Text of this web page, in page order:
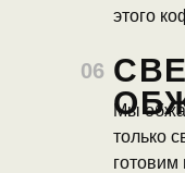
06
Мы
только
готовим
этого